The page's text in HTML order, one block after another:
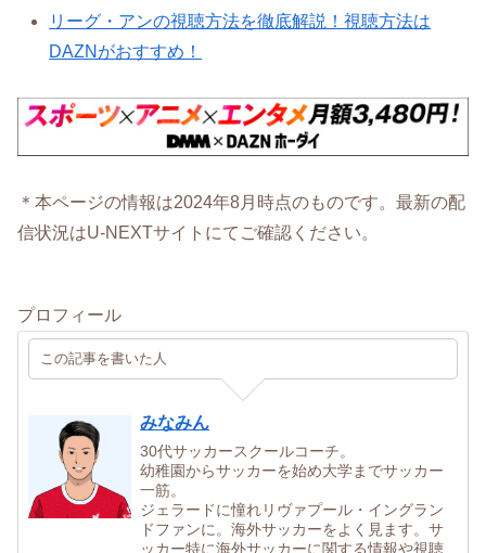
リーグ・アンの視聴方法を徹底解説！視聴方法は
DAZNがおすすめ！
＊本ページの情報は2024年8月時点のものです。最新の配
信状況はU-NEXTサイトにてご確認ください。
プロフィール
この記事を書いた人
みなみん
30代サッカースクールコーチ。
幼稚園からサッカーを始め大学までサッカー
一筋。
ジェラードに憧れリヴァプール・イングラン
ドファンに。海外サッカーをよく見ます。サ
ッカー特に海外サッカーに関する情報や視聴